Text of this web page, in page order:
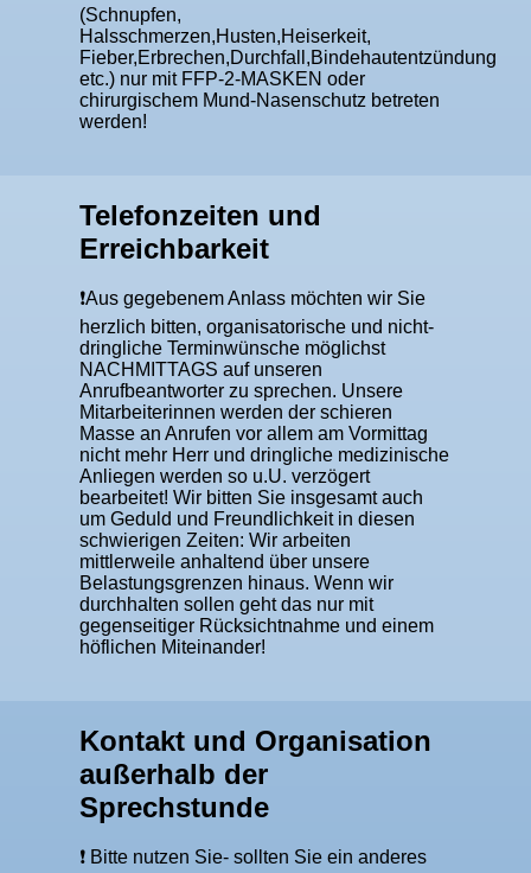
(Schnupfen,
Halsschmerzen,Husten,Heiserkeit,
Fieber,Erbrechen,Durchfall,Bindehautentzündung
etc.) nur mit FFP-2-MASKEN oder
chirurgischem Mund-Nasenschutz betreten
werden!
Telefonzeiten und
Erreichbarkeit
❗️Aus gegebenem Anlass möchten wir Sie
herzlich bitten, organisatorische und nicht-
dringliche Terminwünsche möglichst
NACHMITTAGS auf unseren
Anrufbeantworter zu sprechen. Unsere
Mitarbeiterinnen werden der schieren
Masse an Anrufen vor allem am Vormittag
nicht mehr Herr und dringliche medizinische
Anliegen werden so u.U. verzögert
bearbeitet! Wir bitten Sie insgesamt auch
um Geduld und Freundlichkeit in diesen
schwierigen Zeiten: Wir arbeiten
mittlerweile anhaltend über unsere
Belastungsgrenzen hinaus. Wenn wir
durchhalten sollen geht das nur mit
gegenseitiger Rücksichtnahme und einem
höflichen Miteinander!
Kontakt und Organisation
außerhalb der
Sprechstunde
❗️ Bitte nutzen Sie- sollten Sie ein anderes